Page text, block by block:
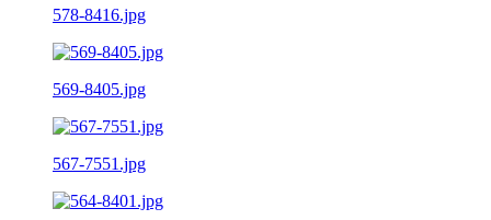
578-8416.jpg
569-8405.jpg
567-7551.jpg